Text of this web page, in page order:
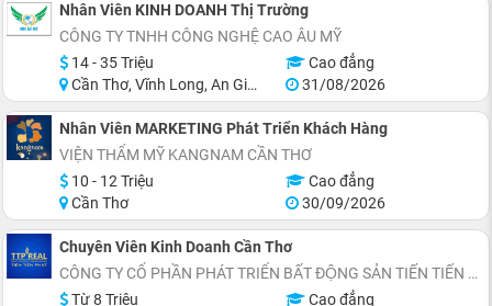
Nhân Viên KINH DOANH Thị Trường
CÔNG TY TNHH CÔNG NGHỆ CAO ÂU MỸ
14 - 35 Triệu
Cao đẳng
Cần Thơ, Vĩnh Long, An Giang, Đồng Tháp, Tiền Giang, Sóc Trăng
31/08/2026
Nhân Viên MARKETING Phát Triển Khách Hàng
VIỆN THẨM MỸ KANGNAM CẦN THƠ
10 - 12 Triệu
Cao đẳng
Cần Thơ
30/09/2026
Chuyên Viên Kinh Doanh Cần Thơ
CÔNG TY CỔ PHẦN PHÁT TRIỂN BẤT ĐỘNG SẢN TIẾN TIẾN PHÁT
Từ 8 Triệu
Cao đẳng